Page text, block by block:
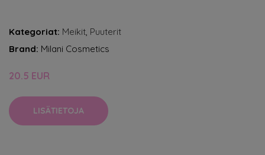
Kategoriat: Meikit, Puuterit
Brand: Milani Cosmetics
20.5 EUR
LISÄTIETOJA